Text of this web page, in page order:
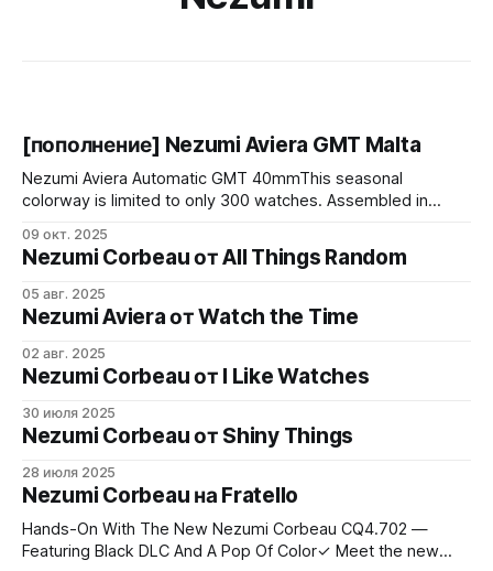
[пополнение] Nezumi Aviera GMT Malta
Nezumi Aviera Automatic GMT 40mmThis seasonal
colorway is limited to only 300 watches. Assembled in
fully luminous dial, a 40mm brushed tapered case, 24h fixed
39mm bezel and is powered by the Miyota 9075 automatic
traveler GMT movement ticking at
09 окт. 2025
Nezumi Corbeau от All Things Random
05 авг. 2025
Nezumi Aviera от Watch the Time
02 авг. 2025
Nezumi Corbeau от I Like Watches
30 июля 2025
Nezumi Corbeau от Shiny Things
28 июля 2025
Nezumi Corbeau на Fratello
Hands-On With The New Nezumi Corbeau CQ4.702 —
Featuring Black DLC And A Pop Of Color✓ Meet the new